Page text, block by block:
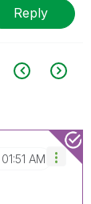
Reply
01:51 AM